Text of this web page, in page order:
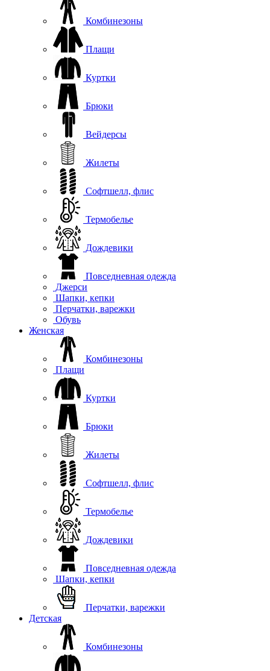
Комбинезоны
Плащи
Куртки
Брюки
Вейдерсы
Жилеты
Софтшелл, флис
Термобелье
Дождевики
Повседневная одежда
Джерси
Шапки, кепки
Перчатки, варежки
Обувь
Женская
Комбинезоны
Плащи
Куртки
Брюки
Жилеты
Софтшелл, флис
Термобелье
Дождевики
Повседневная одежда
Шапки, кепки
Перчатки, варежки
Детская
Комбинезоны